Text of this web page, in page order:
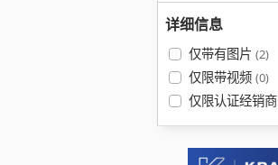
详细信息
仅带有图片 (2)
仅限带视频 (0)
仅限认证经销商